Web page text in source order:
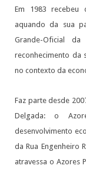
Em 1983 recebeu
aquando da sua
Grande-Oficial
reconhecimento da
no contexto da
Faz parte desde
Delgada: o
desenvolvimento
da Rua Engenheiro
atravessa o Azores